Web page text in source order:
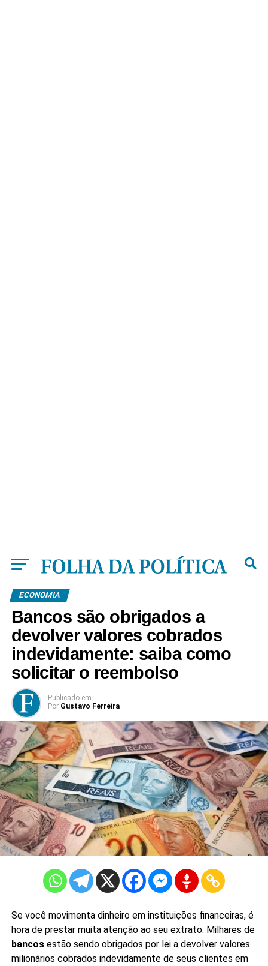
ECONOMIA
Bancos são obrigados a
devolver valores cobrados
indevidamente: saiba como
solicitar o reembolso
Publicado em
Por Gustavo Ferreira
Se você movimenta dinheiro em instituições financeiras, é
hora de prestar muita atenção ao seu extrato. Milhares de
bancosestão sendo obrigados por lei a devolver valores
milionários cobrados indevidamente de seus clientes em